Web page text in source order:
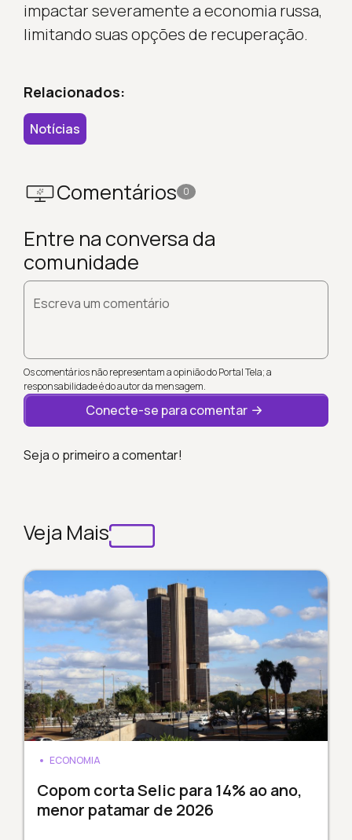
impactar severamente a economia russa,
limitando suas opções de recuperação.
Relacionados:
Notícias
Comentários 0
Entre na conversa da
comunidade
Escreva um comentário
Os comentários não representam a opinião do Portal Tela; a
responsabilidade é do autor da mensagem.
Conecte-se para comentar
Seja o primeiro a comentar!
Veja Mais
ECONOMIA
Copom corta Selic para 14% ao ano,
menor patamar de 2026